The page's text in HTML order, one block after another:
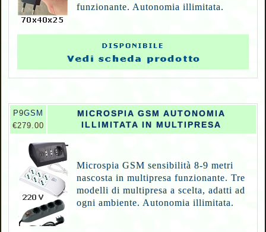
funzionante. Autonomia illimitata.
P9GSM
€279.00
MICROSPIA GSM AUTONOMIA
ILLIMITATA IN MULTIPRESA
Microspia GSM sensibilità 8-9 metri
nascosta in multipresa funzionante. Tre
modelli di multipresa a scelta, adatti ad
ogni ambiente. Autonomia illimitata.